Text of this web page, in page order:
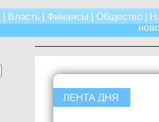
Власть| Финансы Общество